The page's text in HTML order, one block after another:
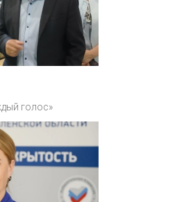
голос»